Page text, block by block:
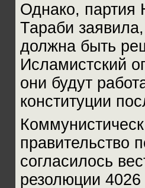
Однако, партия
Тараби
должна быть
Исламистский
они будут
конституции
правительство
согласилось
резолюции 4026